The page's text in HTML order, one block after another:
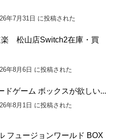
年7月31日 に投稿された
楽 松山店Switch2在庫・買
年8月6日 に投稿された
ドゲーム ボックスが欲しい...
年8月1日 に投稿された
フュージョンワールド BOX